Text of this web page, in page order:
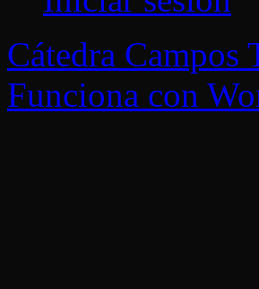
Cátedra Campos
Funciona con